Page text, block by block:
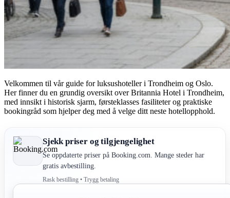
Velkommen til vår guide for luksushoteller i Trondheim og Oslo.
Her finner du en grundig oversikt over Britannia Hotel i Trondheim,
med innsikt i historisk sjarm, førsteklasses fasiliteter og praktiske
bookingråd som hjelper deg med å velge ditt neste hotellopphold.
Sjekk priser og tilgjengelighet
Se oppdaterte priser på Booking.com. Mange steder har
gratis avbestilling.
Rask bestilling • Trygg betaling